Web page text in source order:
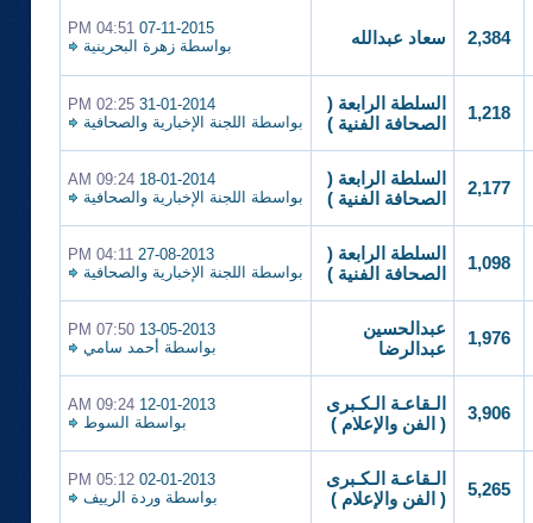
2,384 سعاد عبدالله
07-11-2015
04:51 PM
بواسطةزهرة البحرينية
1,218
السلطة الرابعة (
الصحافة الفنية )
31-01-2014
02:25 PM
بواسطة اللجنة الإخبارية والصحافية
2,177
السلطة الرابعة (
الصحافة الفنية )
18-01-2014
09:24 AM
بواسطة اللجنة الإخبارية والصحافية
1,098
السلطة الرابعة (
الصحافة الفنية )
27-08-2013
04:11 PM
بواسطة اللجنة الإخبارية والصحافية
1,976
عبدالحسين
عبدالرضا
13-05-2013
07:50 PM
بواسطة أحمد سامي
3,906
الـقاعـة الـكـبرى
( الفن والإعلام )
12-01-2013
09:24 AM
بواسطة السوط
5,265
الـقاعـة الـكـبرى
( الفن والإعلام )
02-01-2013
05:12 PM
بواسطةوردة الرييف